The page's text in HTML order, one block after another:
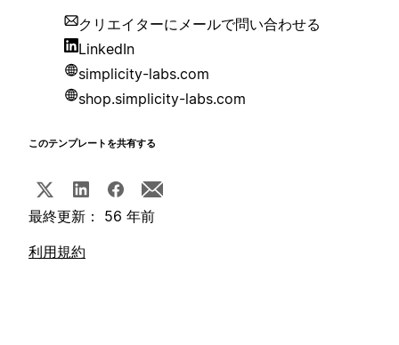
クリエイターにメールで問い合わせる
LinkedIn
simplicity-labs.com
shop.simplicity-labs.com
このテンプレートを共有する
最終更新： 56 年前
利用規約